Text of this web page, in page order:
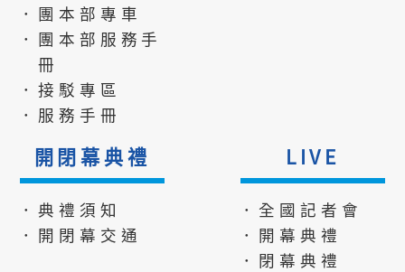
．團本部專車
．團本部服務手
冊
．接駁專區
．服務手冊
開閉幕典禮
．典禮須知
．開閉幕交通
LIVE
．全國記者會
．開幕典禮
．閉幕典禮